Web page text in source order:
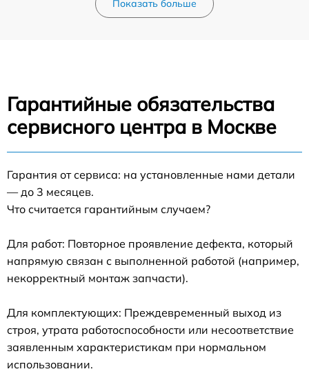
Показать больше
Гарантийные обязательства
сервисного центра в Москве
Гарантия от сервиса: на установленные нами детали
— до 3 месяцев.
Что считается гарантийным случаем?
Для работ: Повторное проявление дефекта, который
напрямую связан с выполненной работой (например,
некорректный монтаж запчасти).
Для комплектующих: Преждевременный выход из
строя, утрата работоспособности или несоответствие
заявленным характеристикам при нормальном
использовании.